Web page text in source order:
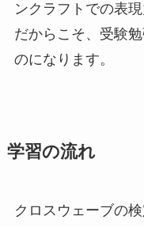
ンクラフトでの表
だからこそ、受験
のになります。
学習の流れ
クロスウェーブの